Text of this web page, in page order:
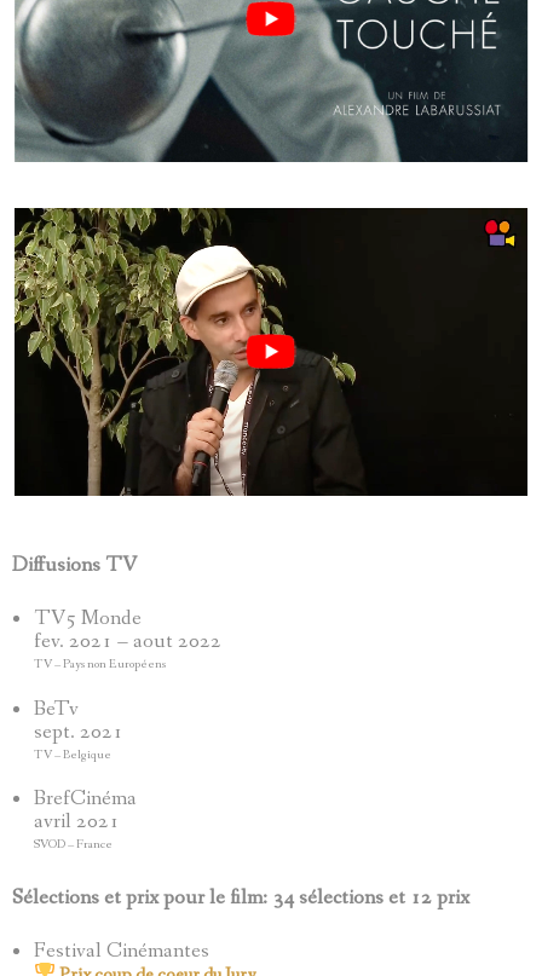
Diffusions TV
TV5 Monde
fev. 2021 – aout 2022
TV – Pays non Européens
BeTv
sept. 2021
TV – Belgique
BrefCinéma
avril 2021
SVOD – France
Sélections et prix pour le film: 34 sélections et 12 prix
Festival Cinémantes